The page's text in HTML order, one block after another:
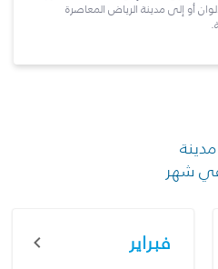
أو إلى مدينة الرياض المعاصرة
شهر
فبراير